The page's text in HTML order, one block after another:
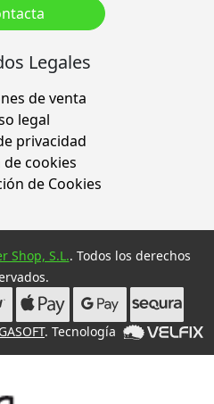
Legales
de venta
legal
privacidad
de cookies
de Cookies
Shop, S.L.. Todos los derechos
. Tecnología